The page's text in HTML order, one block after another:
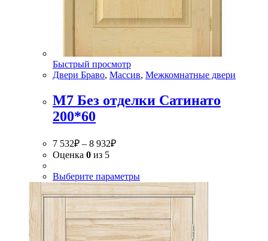
Быстрый просмотр
Двери Браво, Массив, Межкомнатные двери
М7 Без отделки Сатинато
200*60
7 532₽ – 8 932₽
Оценка 0 из 5
Выберите параметры